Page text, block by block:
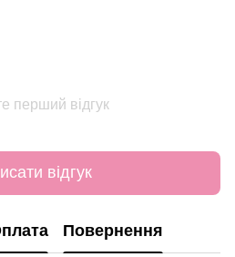
перший відгук
відгук
Повернення